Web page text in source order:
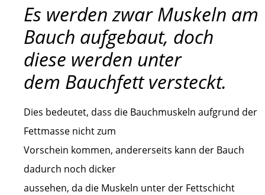
Es werden zwar Muskeln am
Bauch aufgebaut, doch
diese werden unter
dem Bauchfett versteckt.
Dies bedeutet, dass die Bauchmuskeln aufgrund der
Fettmasse nicht zum
Vorschein kommen, andererseits kann der Bauch
dadurch noch dicker
aussehen, da die Muskeln unter der Fettschicht